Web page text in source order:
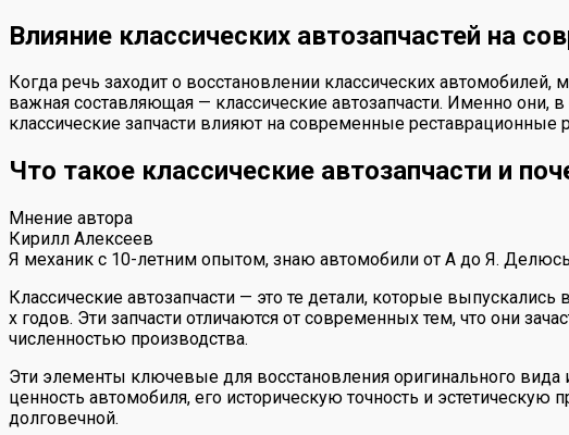
Влияние классических автозапчастей на
Когда речь заходит о восстановлении классических
важная составляющая — классические автозапчасти. Именно они,
классические запчасти влияют на современные реставрационные
Что такое классические автозапчасти и
Мнение автора
Кирилл Алексеев
Я механик с 10-летним опытом, знаю автомобили от А до Я.
Классические автозапчасти — это те детали, которые
х годов. Эти запчасти отличаются от современных тем, что они
численностью производства.
Эти элементы ключевые для восстановления оригинального вида
ценность автомобиля, его историческую точность и эстетическую
долговечной.